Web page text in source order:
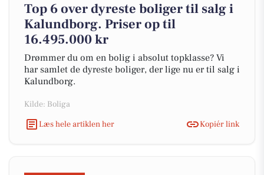
Top 6 over dyreste boliger til salg i
Kalundborg. Priser op til
16.495.000 kr
Drømmer du om en bolig i absolut topklasse? Vi
har samlet de dyreste boliger, der lige nu er til salg i
Kalundborg.
Kilde: Boliga
Læs hele artiklen her
Kopiér link